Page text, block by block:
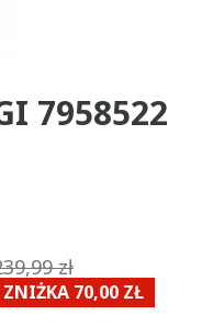
7958522
zł
ZNIŻKA 70,00 ZŁ